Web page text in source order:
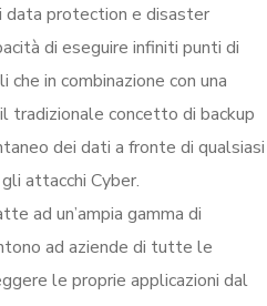
data protection e disaster
di eseguire infiniti punti di
in combinazione con una
tradizionale concetto di backup
dei dati a fronte di qualsiasi
attacchi Cyber.
ad un’ampia gamma di
ad aziende di tutte le
le proprie applicazioni dal